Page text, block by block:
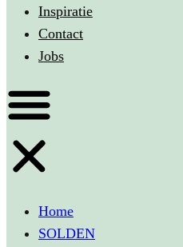
Inspiratie
Contact
Jobs
Home
SOLDEN